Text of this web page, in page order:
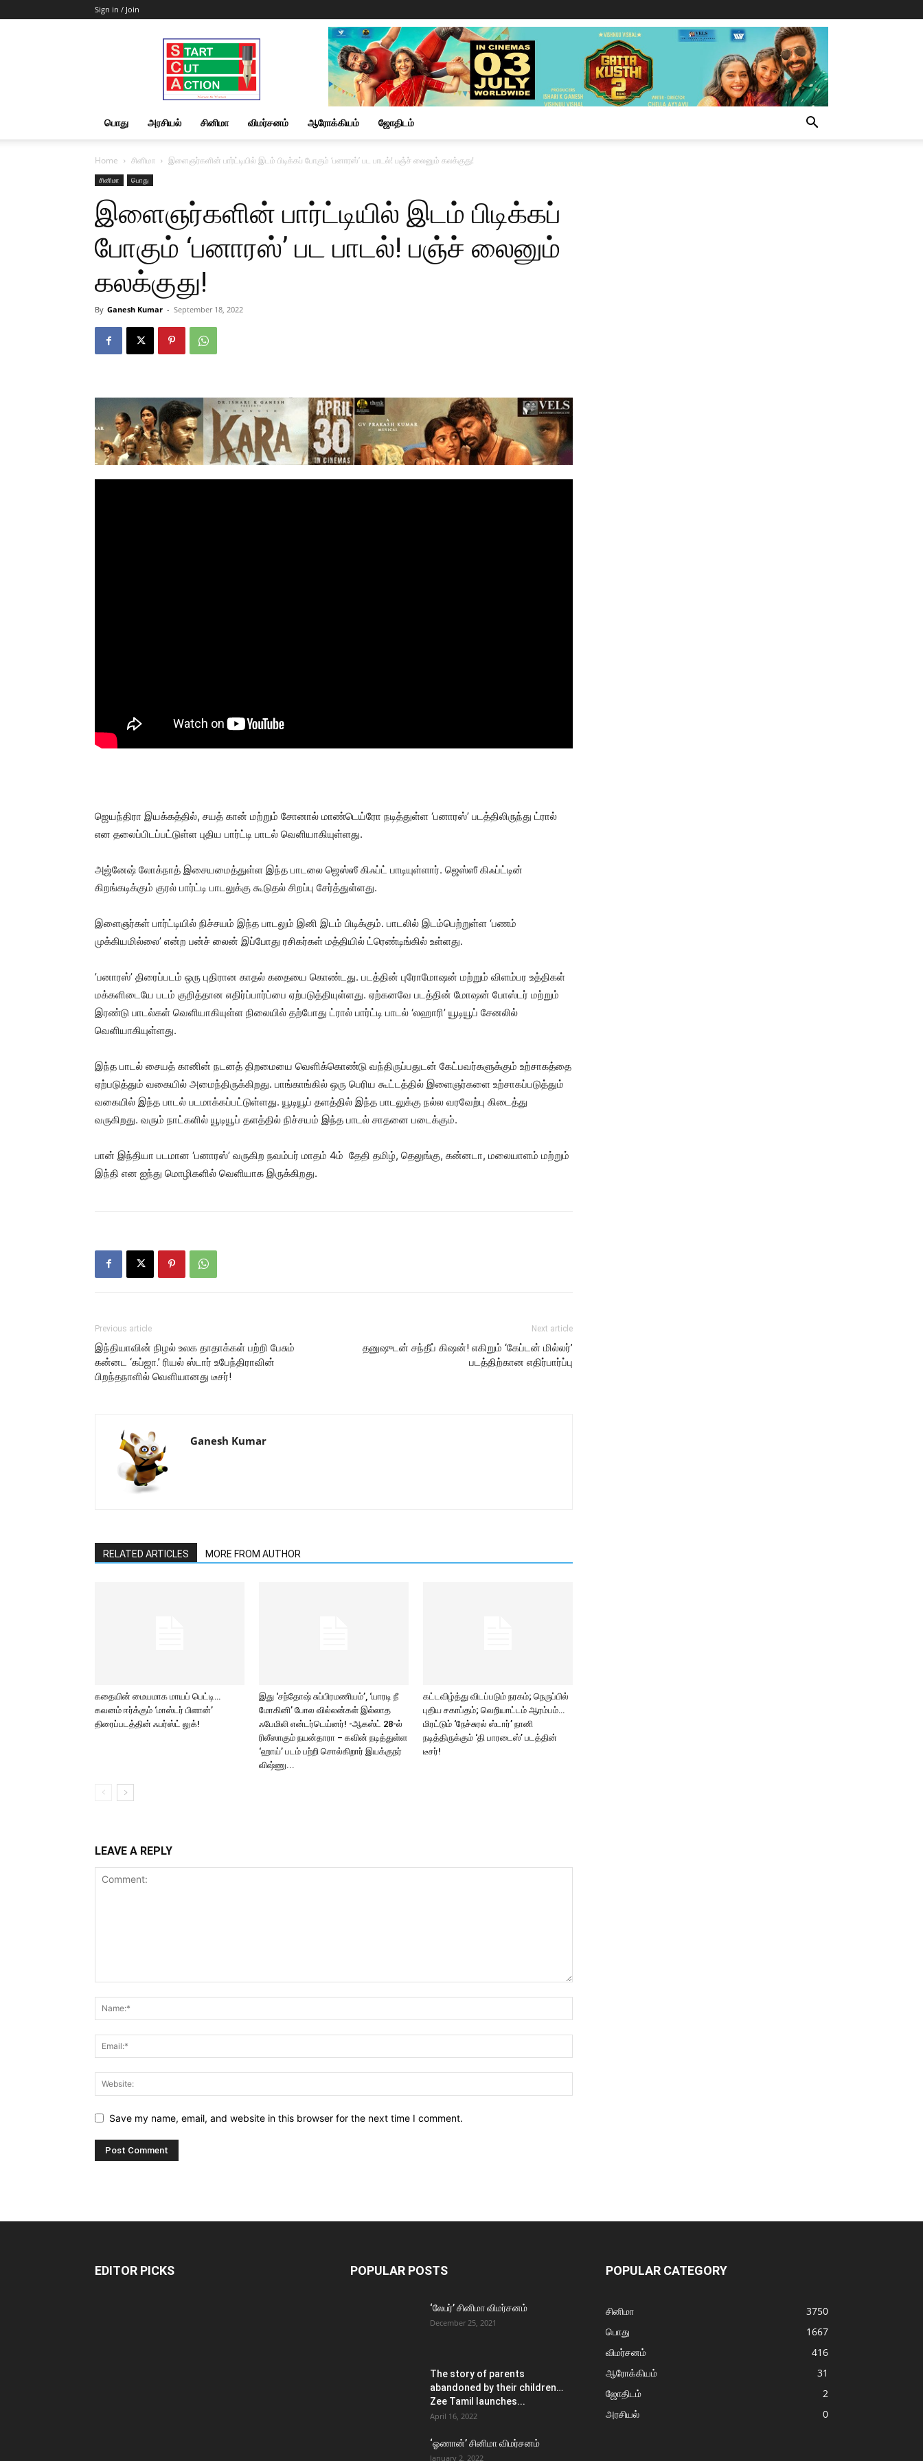
Sign in / Join
Start
Cut
Action
|
News
&
பொது அரசியல் சினிமா விமர்சனம் ஆரோக்கியம் ஜோதிடம்
Home சினிமா இளைஞர்களின் பார்ட்டியில் இடம் பிடிக்கப் போகும் ‘பனாரஸ்’ பட பாடல்! பஞ்ச் லைனும் கலக்குது!
சினிமா பொது
இளைஞர்களின் பார்ட்டியில் இடம் பிடிக்கப்
போகும் ‘பனாரஸ்’ பட பாடல்! பஞ்ச் லைனும்
கலக்குது!
By Ganesh Kumar - September 18, 2022
ஜெயந்திரா இயக்கத்தில், சயத் கான் மற்றும் சோனால் மாண்டெய்ரோ நடித்துள்ள ‘பனாரஸ்’ படத்திலிருந்து ட்ரால்
என தலைப்பிடப்பட்டுள்ள புதிய பார்ட்டி பாடல் வெளியாகியுள்ளது.
அஜ்னேஷ் லோக்நாத் இசையமைத்துள்ள இந்த பாடலை ஜெஸ்ஸீ கிஃப்ட் பாடியுள்ளார். ஜெஸ்ஸீ கிஃப்ட்டின்
கிறங்கடிக்கும் குரல் பார்ட்டி பாடலுக்கு கூடுதல் சிறப்பு சேர்த்துள்ளது.
இளைஞர்கள் பார்ட்டியில் நிச்சயம் இந்த பாடலும் இனி இடம் பிடிக்கும். பாடலில் இடம்பெற்றுள்ள ‘பணம்
முக்கியமில்லை’ என்ற பன்ச் லைன் இப்போது ரசிகர்கள் மத்தியில் ட்ரெண்டிங்கில் உள்ளது.
’பனாரஸ்’ திரைப்படம் ஒரு புதிரான காதல் கதையை கொண்டது. படத்தின் புரோமோஷன் மற்றும் விளம்பர உத்திகள்
மக்களிடையே படம் குறித்தான எதிர்ப்பார்ப்பை ஏற்படுத்தியுள்ளது. ஏற்கனவே படத்தின் மோஷன் போஸ்டர் மற்றும்
இரண்டு பாடல்கள் வெளியாகியுள்ள நிலையில் தற்போது ட்ரால் பார்ட்டி பாடல் ‘லஹாரி’ யூடியூப் சேனலில்
வெளியாகியுள்ளது.
இந்த பாடல் சையத் கானின் நடனத் திறமையை வெளிக்கொண்டு வந்திருப்பதுடன் கேட்பவர்களுக்கும் உற்சாகத்தை
ஏற்படுத்தும் வகையில் அமைந்திருக்கிறது. பாங்காங்கில் ஒரு பெரிய கூட்டத்தில் இளைஞர்களை உற்சாகப்படுத்தும்
வகையில் இந்த பாடல் படமாக்கப்பட்டுள்ளது. யூடியூப் தளத்தில் இந்த பாடலுக்கு நல்ல வரவேற்பு கிடைத்து
வருகிறது. வரும் நாட்களில் யூடியூப் தளத்தில் நிச்சயம் இந்த பாடல் சாதனை படைக்கும்.
பான் இந்தியா படமான ‘பனாரஸ்’ வருகிற நவம்பர் மாதம் 4ம் தேதி தமிழ், தெலுங்கு, கன்னடா, மலையாளம் மற்றும்
இந்தி என ஐந்து மொழிகளில் வெளியாக இருக்கிறது.
Previous article
இந்தியாவின் நிழல் உலக தாதாக்கள் பற்றி பேசும்
கன்னட ‘கப்ஜா.’ ரியல் ஸ்டார் உபேந்திராவின்
பிறந்தநாளில் வெளியானது டீசர்!
Next article
தனுஷுடன் சந்தீப் கிஷன்! எகிறும் ‘கேப்டன் மில்லர்’
படத்திற்கான எதிர்பார்ப்பு
Ganesh Kumar
RELATED ARTICLES MORE FROM AUTHOR
கதையின் மையமாக மாயப் பெட்டி…
கவனம் ஈர்க்கும் ‘மாஸ்டர் பிளான்’
திரைப்படத்தின் ஃபர்ஸ்ட் லுக்!
இது ‘சந்தோஷ் சுப்பிரமணியம்’, ‘யாரடி நீ
மோகினி’ போல வில்லன்கள் இல்லாத
ஃபேமிலி என்டர்டெய்னர்! -ஆகஸ்ட் 28-ல்
ரிலீஸாகும் நயன்தாரா – கவின் நடித்துள்ள
‘ஹாய்’ படம் பற்றி சொல்கிறார் இயக்குநர்
விஷ்ணு...
கட்டவிழ்த்து விடப்படும் நரகம்; நெருப்பில்
புதிய சகாப்தம்; வெறியாட்டம் ஆரம்பம்…
மிரட்டும் ‘நேச்சுரல் ஸ்டார்’ நானி
நடித்திருக்கும் ‘தி பாரடைஸ்’ படத்தின்
டீசர்!
LEAVE A REPLY
Save my name, email, and website in this browser for the next time I comment.
EDITOR PICKS POPULAR POSTS
‘லேபர்’ சினிமா விமர்சனம்
December 25, 2021
The story of parents
abandoned by their children…
Zee Tamil launches...
April 16, 2022
‘ஓணான்’ சினிமா விமர்சனம்
January 2, 2022
POPULAR CATEGORY
சினிமா
3750
பொது
1667
விமர்சனம்
416
ஆரோக்கியம்
31
ஜோதிடம்
2
அரசியல்
0